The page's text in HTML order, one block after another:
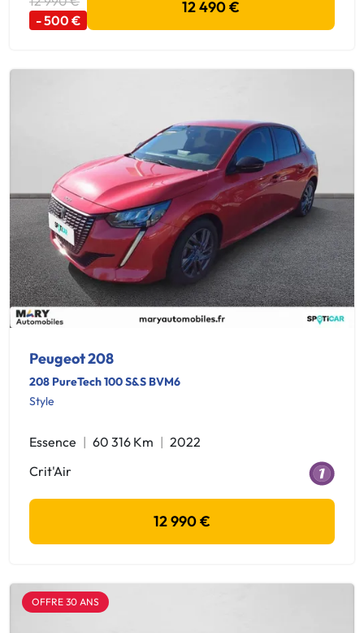
- 500 €
12 490 €
Peugeot 208
208 PureTech 100 S&S BVM6
Style
Essence 60 316 Km
2022
Crit'Air
12 990 €
OFFRE 30 ANS